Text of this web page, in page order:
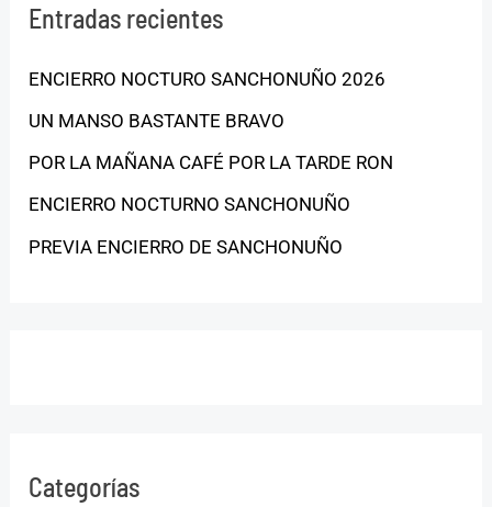
Entradas recientes
ENCIERRO NOCTURO SANCHONUÑO 2026
UN MANSO BASTANTE BRAVO
POR LA MAÑANA CAFÉ POR LA TARDE RON
ENCIERRO NOCTURNO SANCHONUÑO
PREVIA ENCIERRO DE SANCHONUÑO
Categorías